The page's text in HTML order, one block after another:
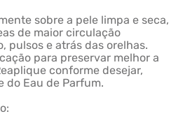
sobre a pele limpa e seca,
de maior circulação
pulsos e atrás das orelhas.
para preservar melhor a
conforme desejar,
do Eau de Parfum.